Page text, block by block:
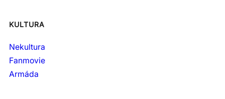
KULTURA
Nekultura
Fanmovie
Armáda